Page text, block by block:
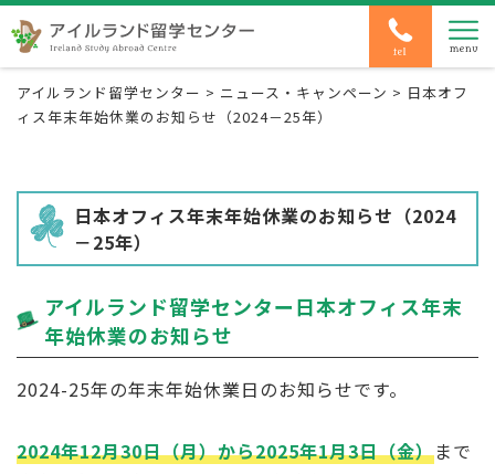
アイルランド留学センター > ニュース・キャンペーン > 日本オフ
ィス年末年始休業のお知らせ（2024－25年）
日本オフィス年末年始休業のお知らせ（2024
－25年）
アイルランド留学センター日本オフィス年末
年始休業のお知らせ
2024-25年の年末年始休業日のお知らせです。
2024年12月30日（月）から2025年1月3日（金）まで